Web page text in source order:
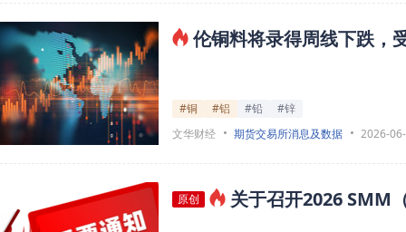
伦铜料将录得周线下跌，
#铜 #铝 #铅
#锌
文华财经
期货交易所消息及数据 2026-
原创 关于召开2026 SMM